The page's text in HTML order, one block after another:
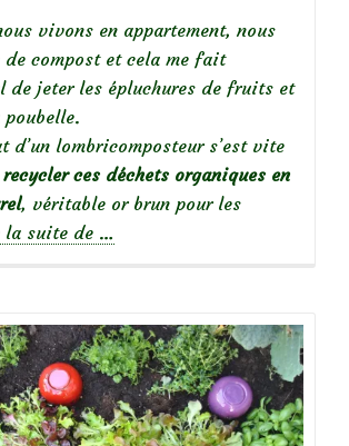
vivons en appartement, nous
de compost et cela me fait
de jeter les épluchures de fruits et
poubelle.
d’un lombricomposteur s’est vite
recycler ces déchets organiques en
, véritable or brun pour les
la suite de
le
Lombricompostage
sur
mon
…